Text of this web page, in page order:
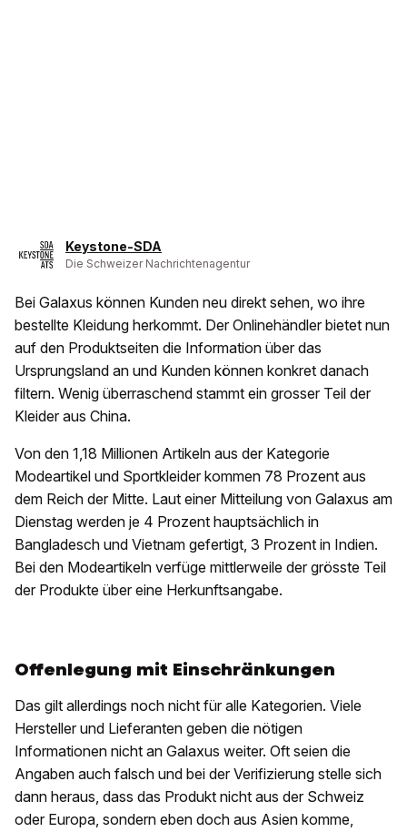
Keystone-SDA
Die Schweizer Nachrichtenagentur
Bei Galaxus können Kunden neu direkt sehen, wo ihre
bestellte Kleidung herkommt. Der Onlinehändler bietet nun
auf den Produktseiten die Information über das
Ursprungsland an und Kunden können konkret danach
filtern. Wenig überraschend stammt ein grosser Teil der
Kleider aus China.
Von den 1,18 Millionen Artikeln aus der Kategorie
Modeartikel und Sportkleider kommen 78 Prozent aus
dem Reich der Mitte. Laut einer Mitteilung von Galaxus am
Dienstag werden je 4 Prozent hauptsächlich in
Bangladesch und Vietnam gefertigt, 3 Prozent in Indien.
Bei den Modeartikeln verfüge mittlerweile der grösste Teil
der Produkte über eine Herkunftsangabe.
Offenlegung mit Einschränkungen
Das gilt allerdings noch nicht für alle Kategorien. Viele
Hersteller und Lieferanten geben die nötigen
Informationen nicht an Galaxus weiter. Oft seien die
Angaben auch falsch und bei der Verifizierung stelle sich
dann heraus, dass das Produkt nicht aus der Schweiz
oder Europa, sondern eben doch aus Asien komme,